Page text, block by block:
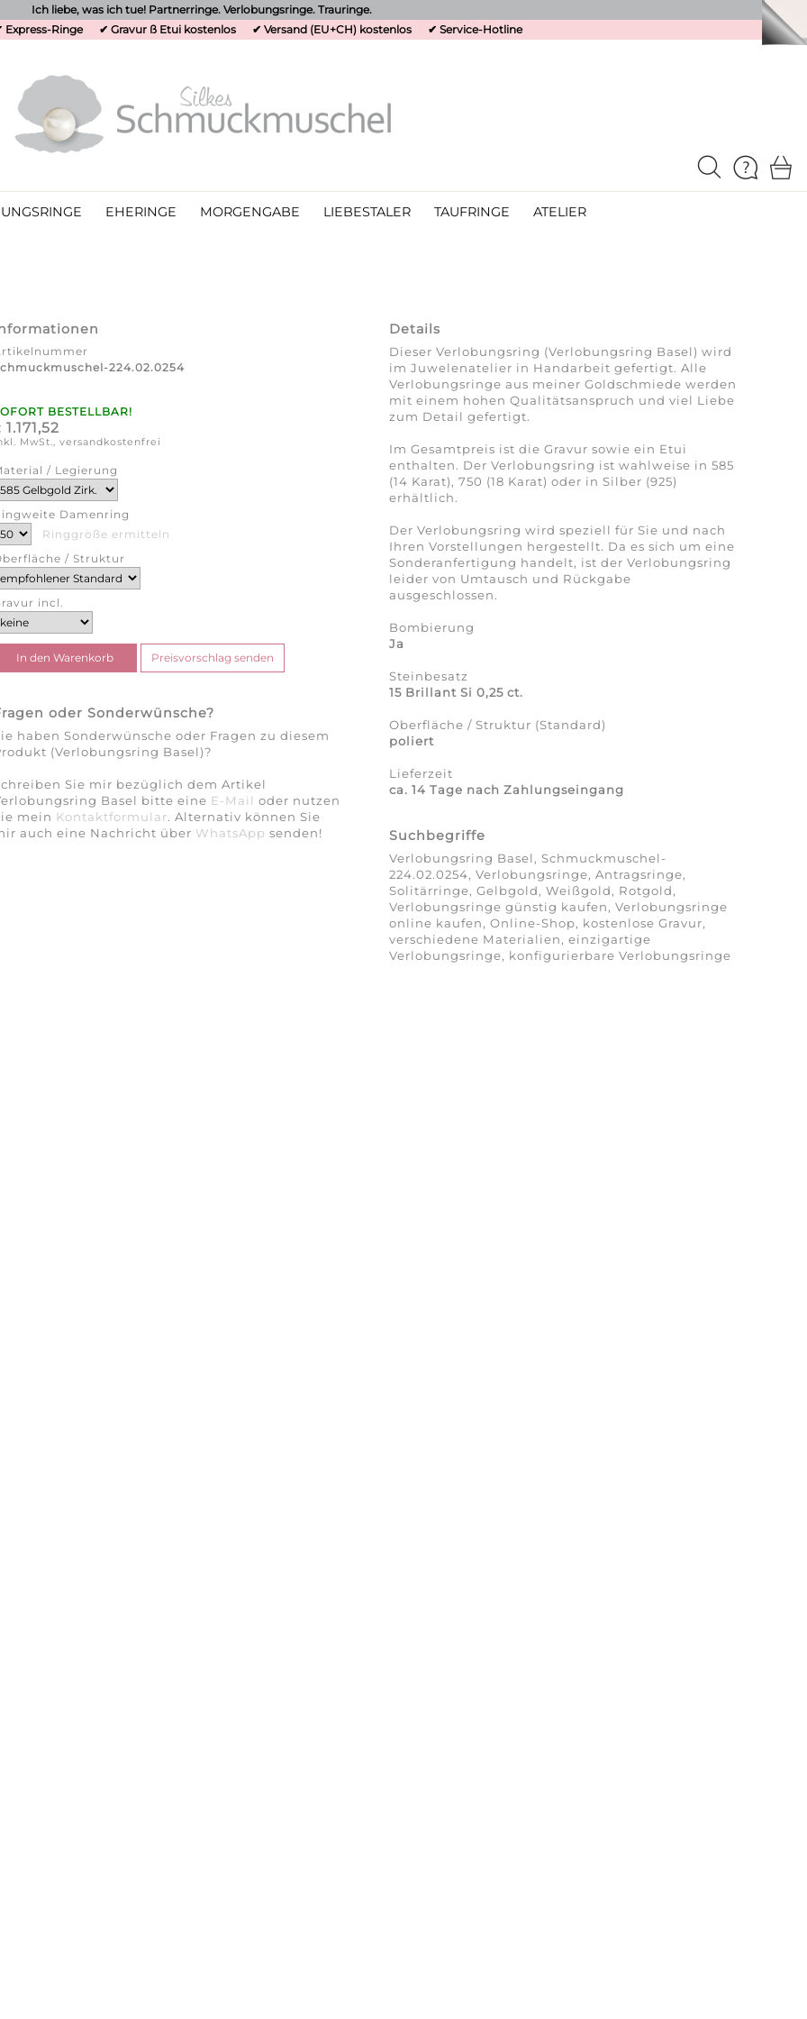
Ich liebe, was ich tue! Partnerringe. Verlobungsringe. Trauringe.
Express-Ringe
✔ Gravur ß Etui kostenlos ✔ Versand (EU+CH) kostenlos ✔ Service-Hotline
EHERINGE MORGENGABE LIEBESTALER TAUFRINGE ATELIER
224.02.0254
BESTELLBAR!
1.171,52
MwSt., versandkostenfrei
/ Legierung
Damenring
Ringgröße ermitteln
/ Struktur
incl.
oder Sonderwünsche?
haben Sonderwünsche oder Fragen zu diesem
(Verlobungsring Basel)?
Sie mir bezüglich dem Artikel
Basel bitte eine E-Mail oder nutzen
mein Kontaktformular. Alternativ können Sie
auch eine Nachricht über WhatsApp senden!
Details
Dieser Verlobungsring (Verlobungsring Basel) wird
im Juwelenatelier in Handarbeit gefertigt. Alle
Verlobungsringe aus meiner Goldschmiede werden
mit einem hohen Qualitäts­anspruch und viel Liebe
zum Detail gefertigt.
Im Gesamtpreis ist die Gravur sowie ein Etui
enthalten. Der Verlobungsring ist wahlweise in 585
(14 Karat), 750 (18 Karat) oder in Silber (925)
erhältlich.
Der Verlobungsring wird speziell für Sie und nach
Ihren Vorstellungen hergestellt. Da es sich um eine
Sonderanfertigung handelt, ist der Verlobungsring
leider von Umtausch und Rückgabe
ausgeschlossen.
Bombierung
Ja
Steinbesatz
15 Brillant Si 0,25 ct.
Oberfläche / Struktur (Standard)
poliert
Lieferzeit
ca. 14 Tage nach Zahlungseingang
Suchbegriffe
Verlobungsring Basel, Schmuckmuschel-
224.02.0254, Verlobungsringe, Antragsringe,
Solitärringe, Gelbgold, Weißgold, Rotgold,
Verlobungsringe günstig kaufen, Verlobungsringe
online kaufen, Online-Shop, kostenlose Gravur,
verschiedene Materialien, einzigartige
Verlobungsringe, konfigurierbare Verlobungsringe